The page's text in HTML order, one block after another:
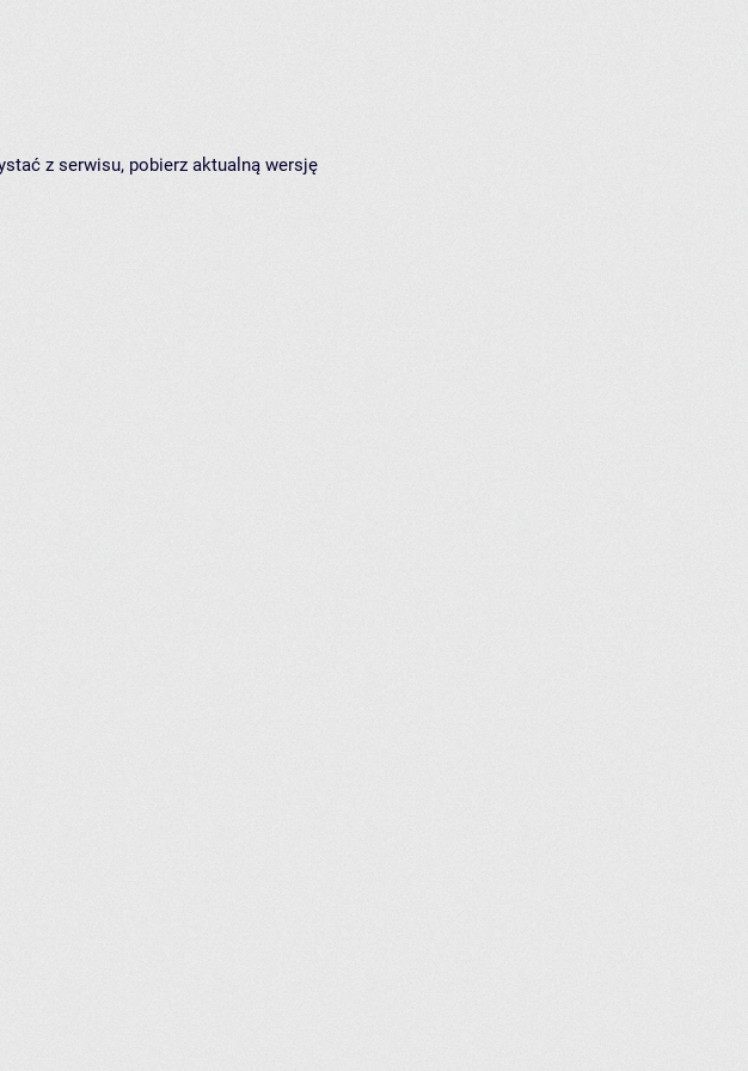
z serwisu, pobierz aktualną wersję